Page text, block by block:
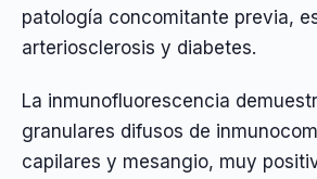
patología concomitante previa,
arteriosclerosis y diabetes.
La inmunofluorescencia
granulares difusos de
capilares y mesangio, muy